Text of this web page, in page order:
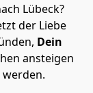
Lübeck?
der Liebe
Dein
ansteigen